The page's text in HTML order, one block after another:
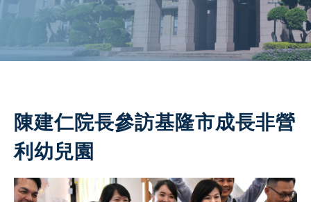
陳建仁院長參訪基隆市成長非營
利幼兒園